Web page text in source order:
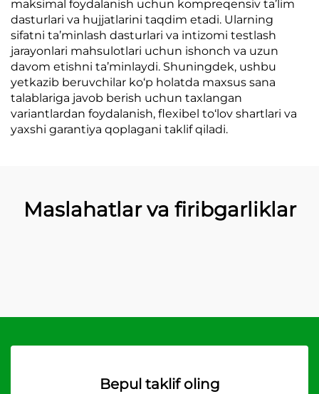
maksimal foydalanish uchun kompreqensiv ta’lim
dasturlari va hujjatlarini taqdim etadi. Ularning
sifatni ta’minlash dasturlari va intizomi testlash
jarayonlari mahsulotlari uchun ishonch va uzun
davom etishni ta’minlaydi. Shuningdek, ushbu
yetkazib beruvchilar ko‘p holatda maxsus sana
talablariga javob berish uchun taxlangan
variantlardan foydalanish, flexibel to‘lov shartlari va
yaxshi garantiya qoplagani taklif qiladi.
Maslahatlar va firibgarliklar
Bepul taklif oling